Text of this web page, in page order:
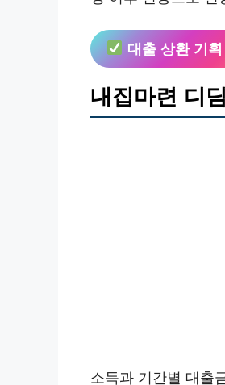
대출 상환 기
내집마련 디
소득과 기간별 대출